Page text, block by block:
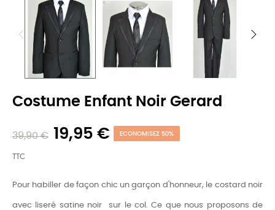
Costume Enfant Noir Gerard
39,90 € 19,95 € ECONOMISEZ 50%
TTC
Pour habiller de façon chic un garçon d'honneur, le costard noir
avec liseré satine noir sur le col. Ce que nous proposons de